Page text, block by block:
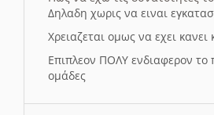
Δηλαδη χωρις να ειναι
Χρειαζεται ομως να εχει
Επιπλεον ΠΟΛΥ ενδιαφερον
ομάδες